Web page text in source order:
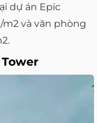
dự án Epic
và văn phòng